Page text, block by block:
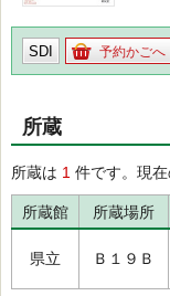
SDI 予約かごへ
所蔵
所蔵は 1 件です。現
所蔵館 所蔵場所
県立 Ｂ１９Ｂ